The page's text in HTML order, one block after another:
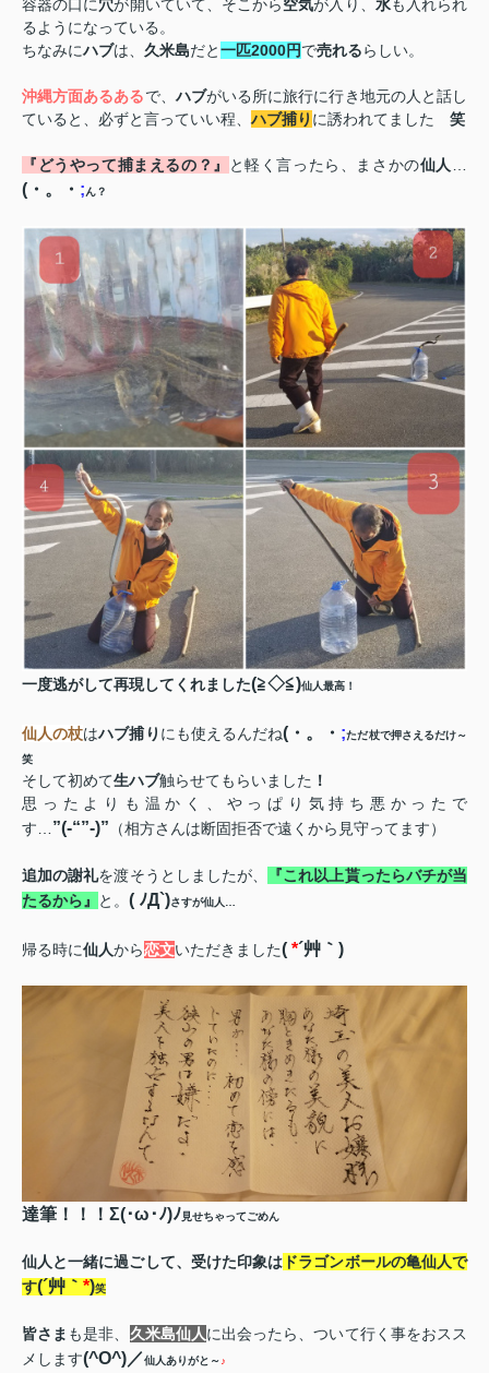
容器の口に穴が開いていて、そこから空気が入り、 水も入れられ
るようになっている。
ちなみにハブは、 久米島だと一匹2000円で売れるらしい。
沖縄方面あるあるで、ハブがいる所に旅行に行き地元の人と話し
ていると、必ずと言っていい程、ハブ捕り に誘われてました 笑
『どうやって捕まえるの？』 と軽く言ったら、まさかの仙人
(・。・ ;ん？
一度逃がして再現してくれました(≧◇≦)仙人最高！
仙人の杖はハブ捕り にも使えるんだね( ・。・ ;ただ杖で押さえるだけ～
笑
そして初めて生ハブ触らせてもらいました ！
思ったよりも温かく、やっぱり気持ち悪かったで
す… ”(-“”-)” （相方さんは断固拒否で遠くから見守ってます）
追加の謝礼を渡そうとしましたが、
『これ以上貰ったらバチが当
たるから』
と。 ( ﾉД`)さすが仙人…
帰る時に仙人から恋文いただきました( *´艸｀ )
達筆！！！Σ(･ω･ﾉ)ﾉ見せちゃってごめん
仙人と一緒に過ごして、受けた印象は ドラゴンボールの亀仙人で
す(´艸｀ *)笑
皆さま も是非、 久米島仙人に出会ったら、ついて行く事をおスス
メします(^O^)／仙人ありがと～ ♪